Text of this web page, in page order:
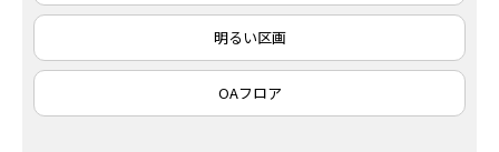
明るい区画
OAフロア